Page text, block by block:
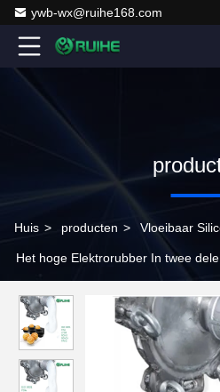
ywb-wx@ruihe168.com
Huis > producten > Vloeibaar
Het hoge Elektrorubber In twee